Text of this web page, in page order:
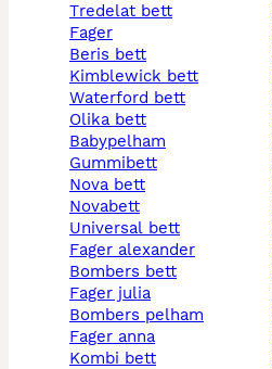
tredelat bett
fager
beris bett
kimblewick bett
waterford bett
olika bett
babypelham
gummibett
nova bett
novabett
universal bett
fager alexander
bombers bett
fager julia
bombers pelham
fager anna
kombi bett